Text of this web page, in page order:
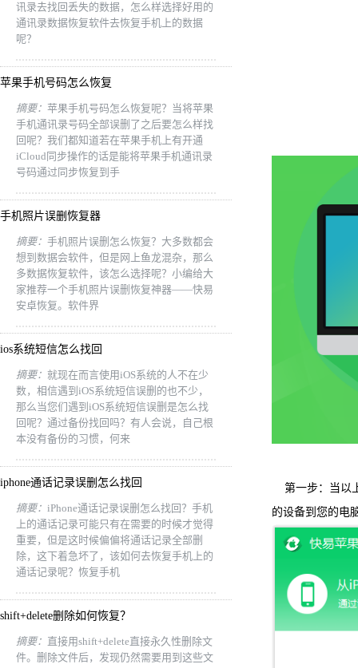
讯录去找回丢失的数据，怎么样选择好用的
通讯录数据恢复软件去恢复手机上的数据
呢？
苹果手机号码怎么恢复
摘要： 苹果手机号码怎么恢复呢？当将苹果
手机通讯录号码全部误删了之后要怎么样找
回呢？我们都知道若在苹果手机上有开通
iCloud同步操作的话是能将苹果手机通讯录
号码通过同步恢复到手
手机照片误删恢复器
摘要： 手机照片误删怎么恢复？大多数都会
想到数据会软件，但是网上鱼龙混杂，那么
多数据恢复软件，该怎么选择呢？小编给大
家推荐一个手机照片误删恢复神器——快易
安卓恢复。软件界
ios系统短信怎么找回
摘要： 就现在而言使用iOS系统的人不在少
数，相信遇到iOS系统短信误删的也不少，
那么当您们遇到iOS系统短信误删是怎么找
回呢？通过备份找回吗？有人会说，自己根
本没有备份的习惯，何来
iphone通话记录误删怎么找回
摘要： iPhone通话记录误删怎么找回？手机
上的通话记录可能只有在需要的时候才觉得
重要，但是这时候偏偏将通话记录全部删
除，这下着急坏了，该如何去恢复手机上的
通话记录呢？恢复手机
shift+delete删除如何恢复？
摘要： 直接用shift+delete直接永久性删除文
件。删除文件后，发现仍然需要用到这些文
第一步：当以
的设备到您的电